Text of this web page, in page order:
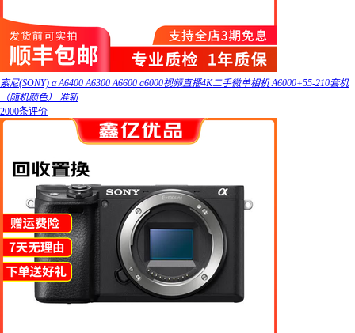
索尼(SONY) α A6400 A6300 A6600 a6000视频直播4K二手微单相机 A6000+55-210套机
（随机颜色） 准新
2000条评价